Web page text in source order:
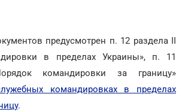
предусмотрен п. 12 раздела II
в пределах Украины», п. 11
командировки за границу»
командировках в пределах
.